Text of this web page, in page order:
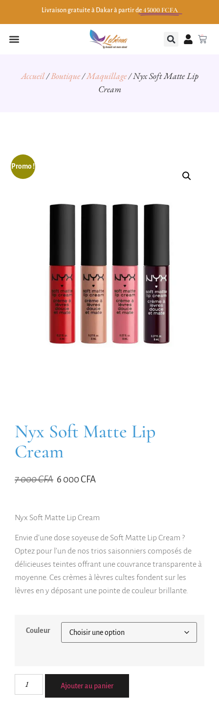
Livraison gratuite à Dakar à partir de 45000 FCFA
0
Accueil/Boutique/Maquillage/ Nyx Soft Matte Lip
Cream
Promo !
Nyx Soft Matte Lip
Cream
7 000CFA 6 000CFA
Nyx Soft Matte Lip Cream
Envie d’une dose soyeuse de Soft Matte Lip Cream ?
Optez pour l’un de nos trios saisonniers composés de
délicieuses teintes offrant une couvrance transparente à
moyenne. Ces crèmes à lèvres cultes fondent sur les
lèvres en y déposant une pointe de couleur brillante.
Couleur
Ajouter au panier